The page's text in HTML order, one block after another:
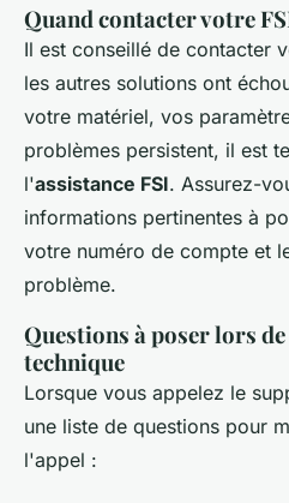
Quand contacter votre
Il est conseillé de contacter
les autres solutions ont
votre matériel, vos
problèmes persistent, il est
l'assistance FSI. Assurez-
informations pertinentes à
votre numéro de compte et
problème.
Questions à poser lors
technique
Lorsque vous appelez le
une liste de questions pour
l'appel :